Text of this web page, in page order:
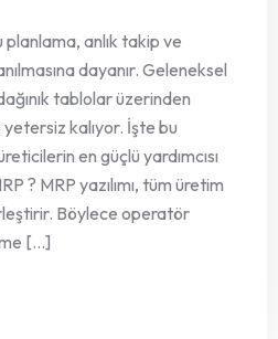
anlık takip ve
dayanır. Geleneksel
tablolar üzerinden
kalıyor. İşte bu
en güçlü yardımcısı
? MRP yazılımı, tüm üretim
Böylece operatör
[...]